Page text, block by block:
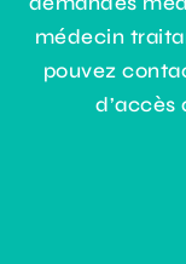
médecin
pouvez
d’accès